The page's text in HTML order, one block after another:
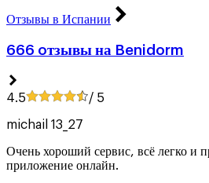
Отзывы в Испании
666 oтзывы на Benidorm
4.5 / 5
michail 13_27
Очень хороший сервис, всё легко и
приложение онлайн.